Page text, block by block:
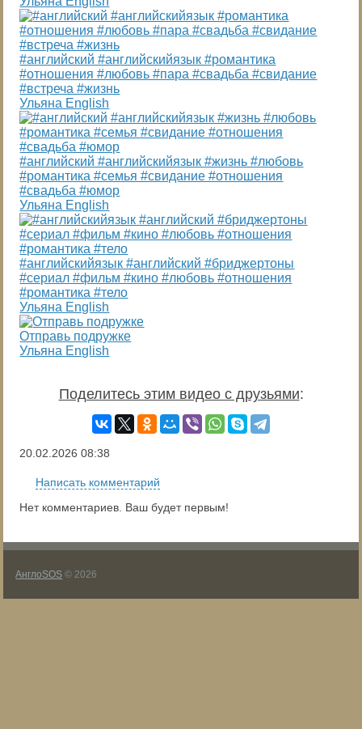
#английский #английскийязык #романтика
#отношения #любовь #пара #свадьба #свидание
#встреча #жизнь
Ульяна English
#английский #английскийязык #жизнь #любовь
#романтика #семья #свидание #отношения
#свадьба #юмор
Ульяна English
#английскийязык #английский #бриджертоны
#сериал #фильм #кино #любовь #отношения
#романтика #тело
Ульяна English
Отправь подружке
Ульяна English
Поделитесь этим видео с друзьями:
20.02.2026 08:38
Написать комментарий
Нет комментариев. Ваш будет первым!
АнглоSOS © 2026